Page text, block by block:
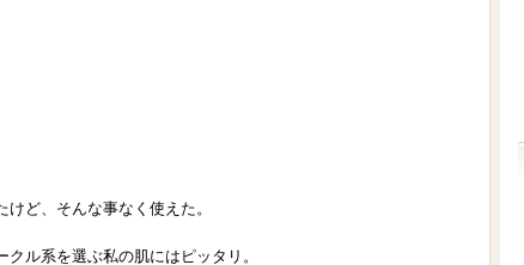
ど、そんな事なく使えた。
ル系を選ぶ私の肌にはピッタリ。